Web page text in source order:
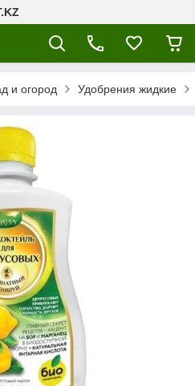
и огород Удобрения жидкие